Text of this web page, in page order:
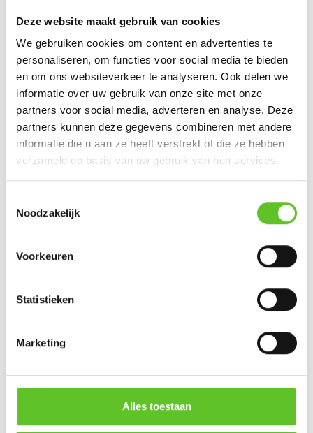
Deze website maakt gebruik van cookies
We gebruiken cookies om content en advertenties te
personaliseren, om functies voor social media te bieden
en om ons websiteverkeer te analyseren. Ook delen we
informatie over uw gebruik van onze site met onze
partners voor social media, adverteren en analyse. Deze
partners kunnen deze gegevens combineren met andere
informatie die u aan ze heeft verstrekt of die ze hebben
verzameld op basis van uw gebruik van hun services.
Noodzakelijk
Voorkeuren
Statistieken
Marketing
Alles toestaan
pro-Palestijnse actie.
Ze willen dat de VUB stopt met
Ook het personeel, zelfs enkele
komen bij
gesproken over
5. Derde editie van carnaval in Sint-Joost